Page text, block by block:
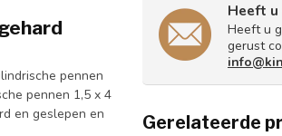
pennen
pennen 1,5 x 4
en geslepen en
Heeft u
Heeft u
gerust
Gerelateerde